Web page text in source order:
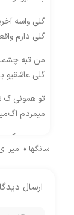
گلی واسه
گلی دارم
من تبه
گلی عاشقیو
تو همونی ک
میمردم
من هنوز ک
داره
گلی دارم
سانگها » امیر
ارسال